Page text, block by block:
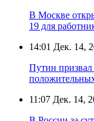
В Москве
19 для
14:01 Дек. 14,
Путин призвал
11:07 Дек. 14,